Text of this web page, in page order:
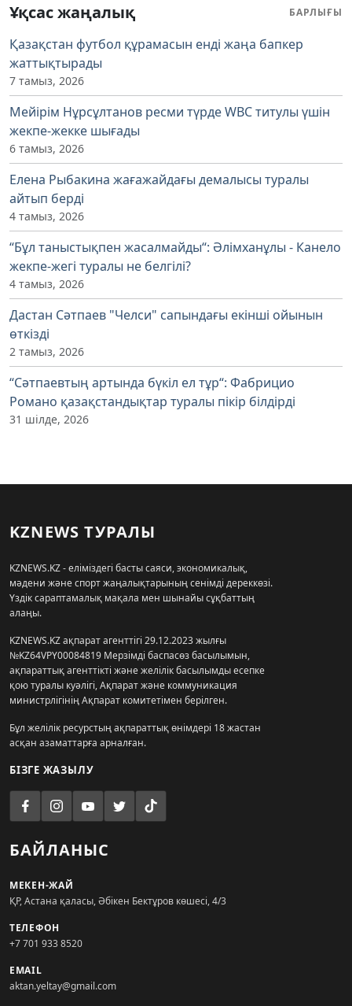
Ұқсас жаңалық БАРЛЫҒЫ
Қазақстан футбол құрамасын енді жаңа бапкер
жаттықтырады
7 тамыз, 2026
Мейірім Нұрсұлтанов ресми түрде WBC титулы үшін
жекпе-жекке шығады
6 тамыз, 2026
Елена Рыбакина жағажайдағы демалысы туралы
айтып берді
4 тамыз, 2026
“Бұл таныстықпен жасалмайды“: Әлімханұлы - Канело
жекпе-жегі туралы не белгілі?
4 тамыз, 2026
Дастан Сәтпаев "Челси" сапындағы екінші ойынын
өткізді
2 тамыз, 2026
“Сәтпаевтың артында бүкіл ел тұр“: Фабрицио
Романо қазақстандықтар туралы пікір білдірді
31 шілде, 2026
KZNEWS ТУРАЛЫ
KZNEWS.KZ - еліміздегі басты саяси, экономикалық,
мәдени және спорт жаңалықтарының сенімді дереккөзі.
Үздік сараптамалық мақала мен шынайы сұқбаттың
алаңы.
KZNEWS.KZ ақпарат агенттігі 29.12.2023 жылғы
№KZ64VPY00084819 Мерзімді баспасөз басылымын,
ақпараттық агенттікті және желілік басылымды есепке
қою туралы куәлігі, Ақпарат және коммуникация
министрлігінің Ақпарат комитетімен берілген.
Бұл желілік ресурстың ақпараттық өнімдері 18 жастан
асқан азаматтарға арналған.
БІЗГЕ ЖАЗЫЛУ
БАЙЛАНЫС
МЕКЕН-ЖАЙ
ҚР, Астана қаласы, Әбікен Бектұров көшесі, 4/3
ТЕЛЕФОН
+7 701 933 8520
EMAIL
aktan.yeltay@gmail.com